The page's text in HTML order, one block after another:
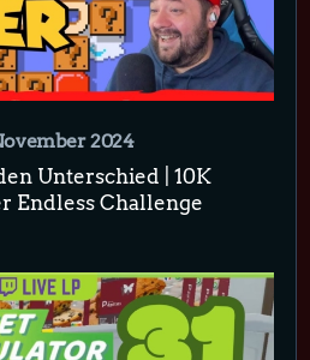
2024
Unterschied | 10K
Endless Challenge